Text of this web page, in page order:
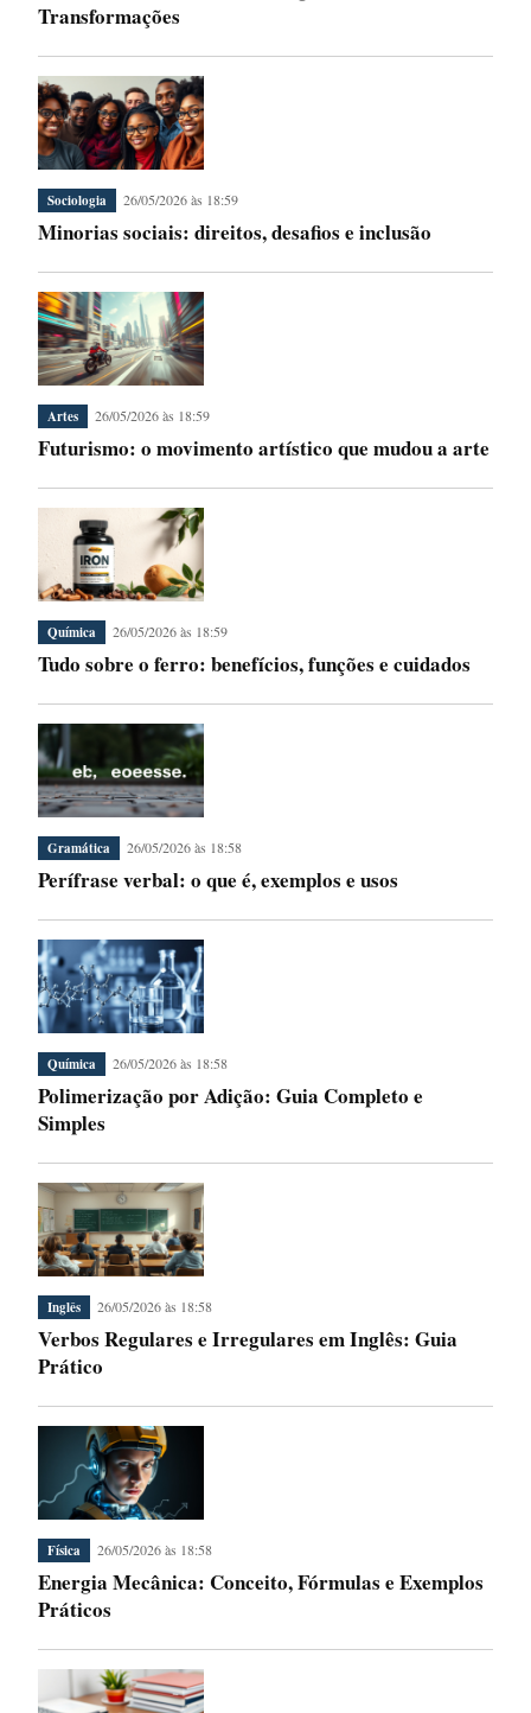
Transformações
Sociologia 26/05/2026 às 18:59
Minorias sociais: direitos, desafios e inclusão
Artes 26/05/2026 às 18:59
Futurismo: o movimento artístico que mudou a arte
Química 26/05/2026 às 18:59
Tudo sobre o ferro: benefícios, funções e cuidados
Gramática 26/05/2026 às 18:58
Perífrase verbal: o que é, exemplos e usos
Química 26/05/2026 às 18:58
Polimerização por Adição: Guia Completo e
Simples
Inglês 26/05/2026 às 18:58
Verbos Regulares e Irregulares em Inglês: Guia
Prático
Física 26/05/2026 às 18:58
Energia Mecânica: Conceito, Fórmulas e Exemplos
Práticos